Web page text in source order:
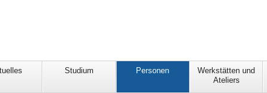
Studium Personen
Werkstätten und
Ateliers